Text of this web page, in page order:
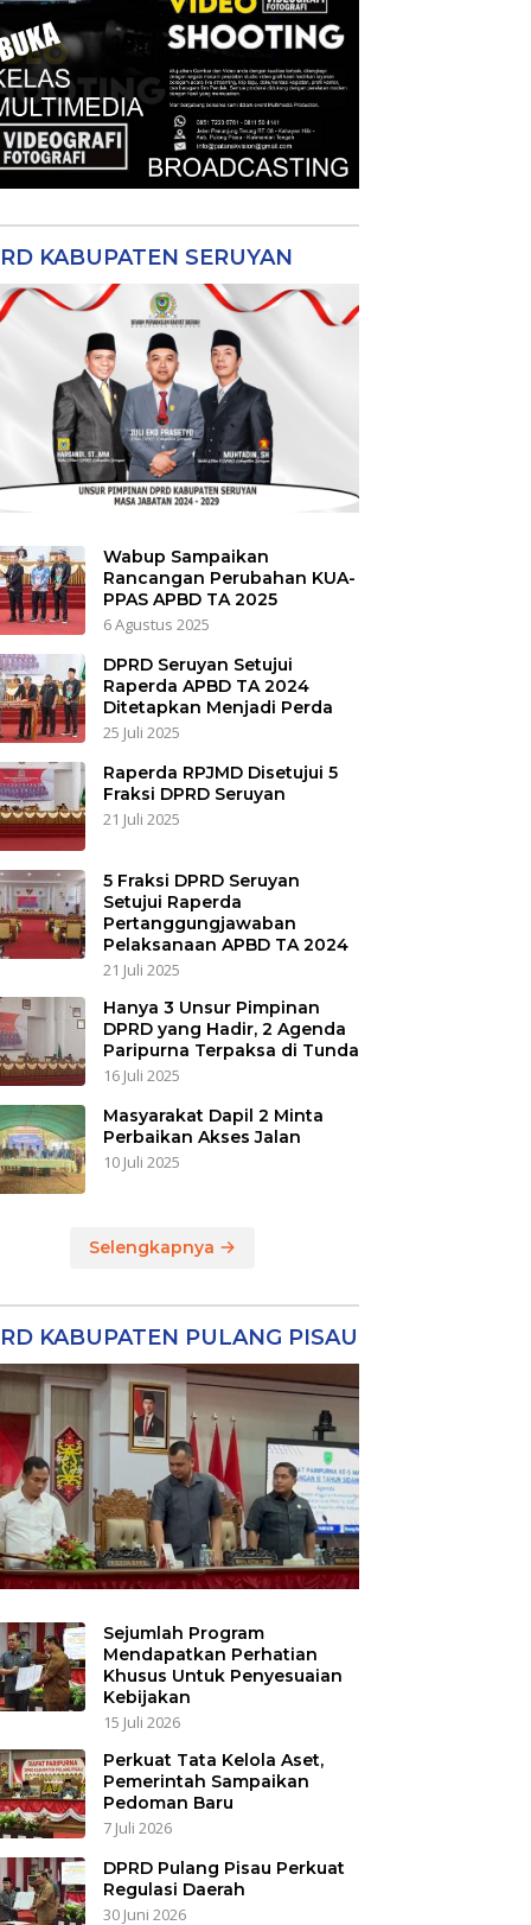
KABUPATEN SERUYAN
Wabup Sampaikan
Rancangan Perubahan KUA-
PPAS APBD TA 2025
6 Agustus 2025
DPRD Seruyan Setujui
Raperda APBD TA 2024
Ditetapkan Menjadi Perda
25 Juli 2025
Raperda RPJMD Disetujui 5
Fraksi DPRD Seruyan
21 Juli 2025
5 Fraksi DPRD Seruyan
Setujui Raperda
Pertanggungjawaban
Pelaksanaan APBD TA 2024
21 Juli 2025
Hanya 3 Unsur Pimpinan
DPRD yang Hadir, 2 Agenda
Paripurna Terpaksa di Tunda
16 Juli 2025
Masyarakat Dapil 2 Minta
Perbaikan Akses Jalan
10 Juli 2025
Selengkapnya
KABUPATEN PULANG PISAU
Sejumlah Program
Mendapatkan Perhatian
Khusus Untuk Penyesuaian
Kebijakan
15 Juli 2026
Perkuat Tata Kelola Aset,
Pemerintah Sampaikan
Pedoman Baru
7 Juli 2026
DPRD Pulang Pisau Perkuat
Regulasi Daerah
30 Juni 2026